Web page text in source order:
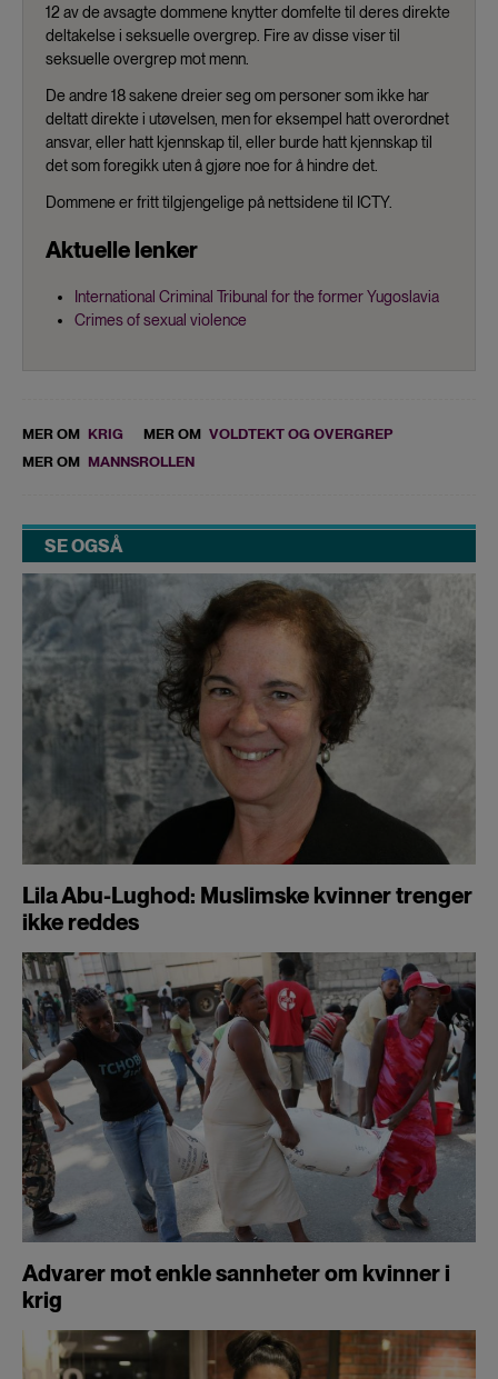
12 av de avsagte dommene knytter domfelte til deres direkte
deltakelse i seksuelle overgrep. Fire av disse viser til
seksuelle overgrep mot menn.
De andre 18 sakene dreier seg om personer som ikke har
deltatt direkte i utøvelsen, men for eksempel hatt overordnet
ansvar, eller hatt kjennskap til, eller burde hatt kjennskap til
det som foregikk uten å gjøre noe for å hindre det.
Dommene er fritt tilgjengelige på nettsidene til ICTY.
Aktuelle lenker
International Criminal Tribunal for the former Yugoslavia
Crimes of sexual violence
MER OM KRIG MER OM VOLDTEKT OG OVERGREP
MER OM MANNSROLLEN
SE OGSÅ
Lila Abu-Lughod: Muslimske kvinner trenger
ikke reddes
Advarer mot enkle sannheter om kvinner i
krig